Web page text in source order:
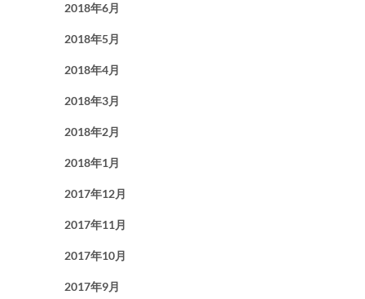
2018年6月
2018年5月
2018年4月
2018年3月
2018年2月
2018年1月
2017年12月
2017年11月
2017年10月
2017年9月